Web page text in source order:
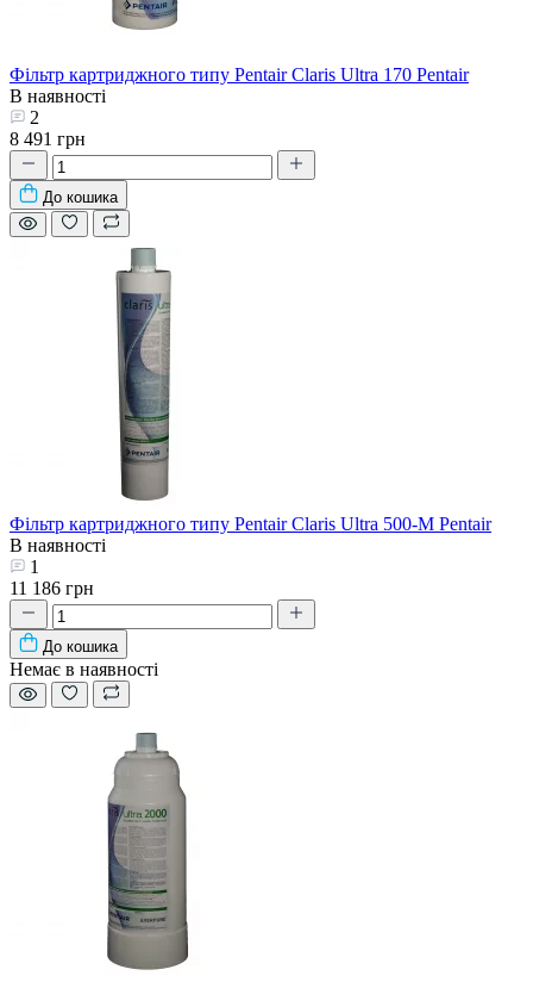
Фільтр картриджного типу Pentair Claris Ultra 170 Pentair
В наявності
2
8 491 грн
До кошика
Фільтр картриджного типу Pentair Claris Ultra 500-M Pentair
В наявності
1
11 186 грн
До кошика
Немає в наявності